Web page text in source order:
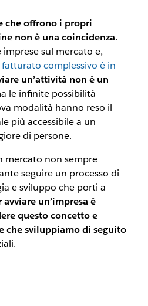
per avviare un'attività in
esigente e competitivo.
che offrono i propri
non è una coincidenza.
sul mercato e,
complessivo è in
un’attività non è un
le infinite possibilità
modalità hanno reso il
più accessibile a un
di persone.
mercato non sempre
seguire un processo di
e sviluppo che porti a
avviare un’impresa è
questo concetto e
che sviluppiamo di seguito